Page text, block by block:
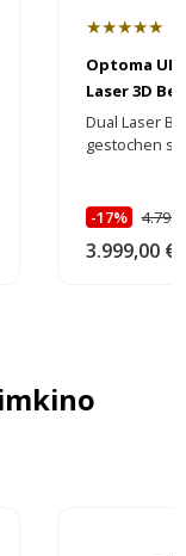
★★★★★
Optoma
Laser 3D
Dual Laser
gestochen
-17%
3.999,00 €